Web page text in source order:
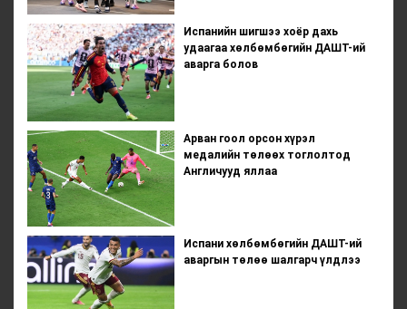
Испанийн шигшээ хоёр дахь
удаагаа хөлбөмбөгийн ДАШТ-ий
аварга болов
Арван гоол орсон хүрэл
медалийн төлөөх тоглолтод
Англичууд яллаа
Испани хөлбөмбөгийн ДАШТ-ий
аваргын төлөө шалгарч үлдлээ